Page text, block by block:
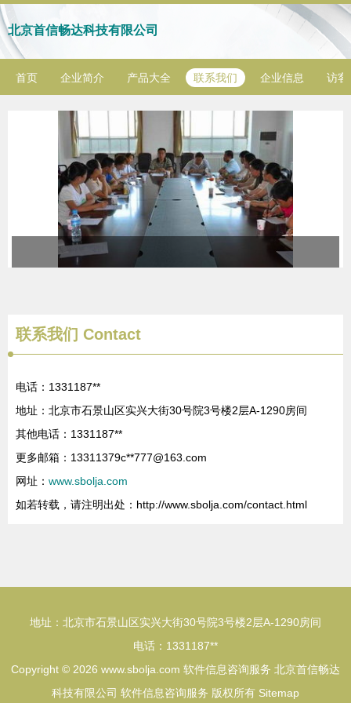
北京首信畅达科技有限公司
首页 企业简介 产品大全 联系我们 企业信息 访客
联系我们 Contact
电话：1331187**
地址：北京市石景山区实兴大街30号院3号楼2层A-1290房间
其他电话：1331187**
更多邮箱：13311379c**777@163.com
网址： www.sbolja.com
如若转载，请注明出处：http://www.sbolja.com/contact.html
地址：北京市石景山区实兴大街30号院3号楼2层A-1290房间
电话：1331187**
Copyright © 2026 www.sbolja.com 软件信息咨询服务 北京首信畅达
科技有限公司 软件信息咨询服务 版权所有 Sitemap